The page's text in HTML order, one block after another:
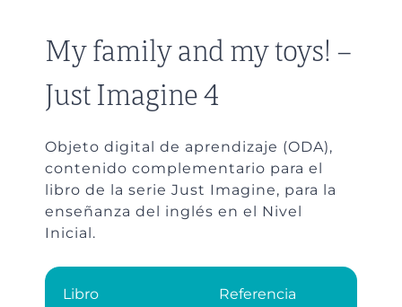
My family and my toys! –
Just Imagine 4
Objeto digital de aprendizaje (ODA),
contenido complementario para el
libro de la serie Just Imagine, para la
enseñanza del inglés en el Nivel
Inicial.
Libro Referencia